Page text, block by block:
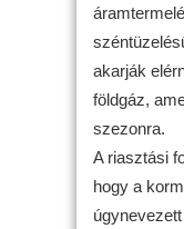
akarják
földgáz,
szezonra.
A riasztási
hogy a